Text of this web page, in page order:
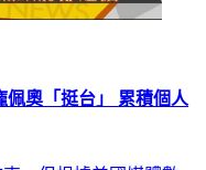
奧「挺台」 累積個人